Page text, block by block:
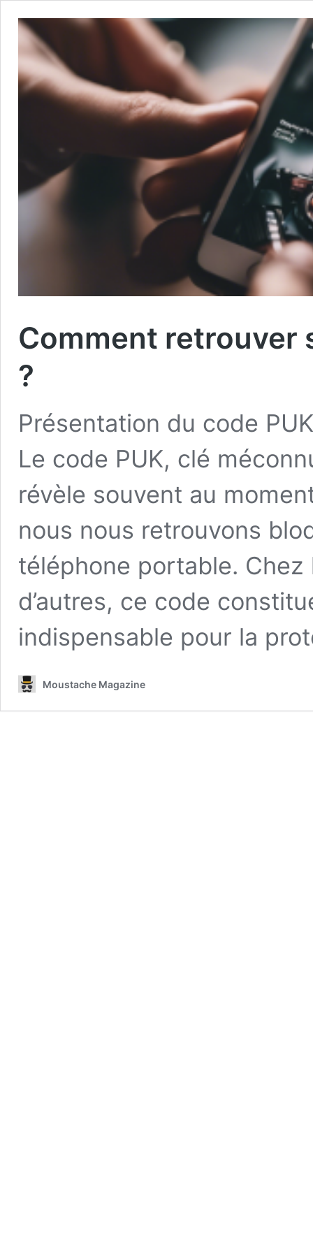
Comment retrouver
?
Présentation du code
Le code PUK, clé
révèle souvent au
nous nous retrouvons
téléphone portable. Chez
d’autres, ce code
indispensable pour la
Moustache Magazine